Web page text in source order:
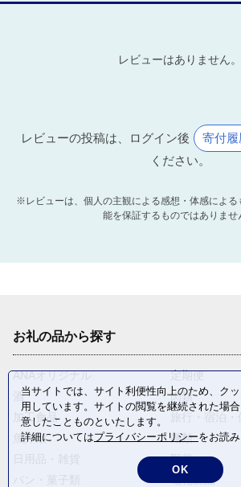
レビューはありません。
レビューの投稿は、ログイン後 寄付履
ください。
※レビューは、個人の主観による感想・体感による
能を保証するものではありませ
お礼の品から探す
ANAオリジナル
定期便
酒
肉類
加工食品
魚介類
麺類
野菜
電化製品
当サイトでは、サイト利便性向上のため、ク
用しています。サイトの閲覧を継続された場
意したことものといたします。
詳細についてはプライバシーポリシーをお読み
OK